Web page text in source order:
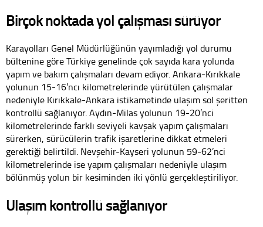
Birçok noktada yol çalışması sürüyor
Karayolları Genel Müdürlüğünün yayımladığı yol durumu
bültenine göre Türkiye genelinde çok sayıda kara yolunda
yapım ve bakım çalışmaları devam ediyor. Ankara-Kırıkkale
yolunun 15-16’ncı kilometrelerinde yürütülen çalışmalar
nedeniyle Kırıkkale-Ankara istikametinde ulaşım sol şeritten
kontrollü sağlanıyor. Aydın-Milas yolunun 19-20’nci
kilometrelerinde farklı seviyeli kavşak yapım çalışmaları
sürerken, sürücülerin trafik işaretlerine dikkat etmeleri
gerektiği belirtildi. Nevşehir-Kayseri yolunun 59-62’nci
kilometrelerinde ise yapım çalışmaları nedeniyle ulaşım
bölünmüş yolun bir kesiminden iki yönlü gerçekleştiriliyor.
Ulaşım kontrollü sağlanıyor